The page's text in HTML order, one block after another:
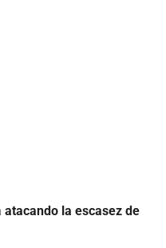
atacando la escasez de